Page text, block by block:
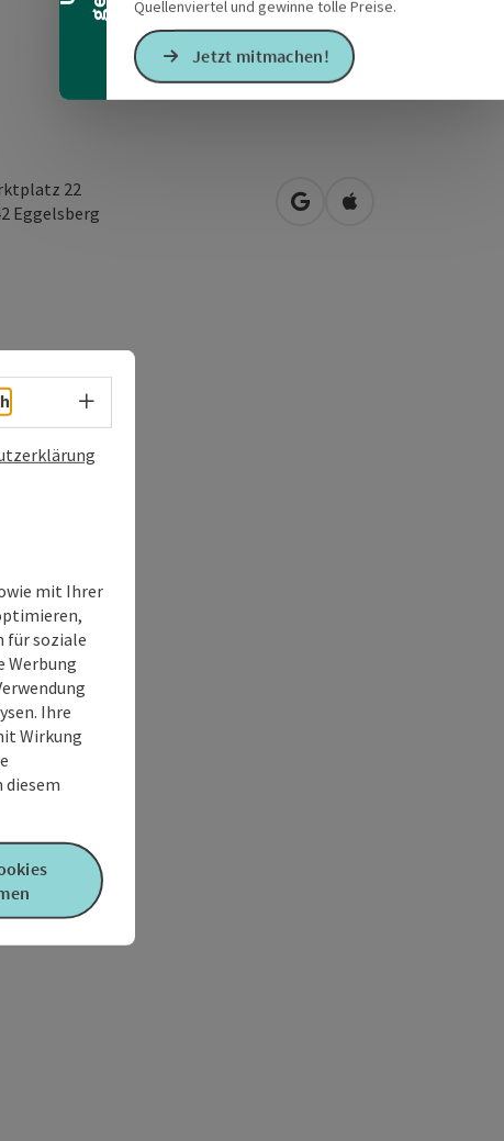
Quellenviertel und gewinne tolle Preise.
Jetzt mitmachen!
22
Eggelsberg in Google Maps öffnen
in Apple Maps
Sprachwahl - Menü öffnen
mit Ihrer
für soziale
Werbung
Ihre
Wirkung
diesem